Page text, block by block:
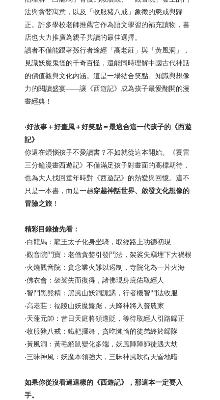
法與貪婪寓意，以及「收服豬八戒」象徵的懲戒與歸
正。許多學校老師推薦它作為語文學習的補充讀物，書
店也大力推廣為親子共讀的最佳選擇。
讀者不僅能跟著孫行者途經「高老莊」與「黃風洞」，
見識妖魔鬼怪的千奇百怪，還能同時理解中國古代神話
的價值觀與文化內涵。這是一場結合笑點、知識與想像
力的閱讀盛宴——讓《西遊記》成為孩子最愛翻開的漫
畫經典！
‧好故事＋好畫風＋好笑點＝最適合這一代孩子的《西遊
記》
你還在煩惱孩子不愛讀書？不如就從這本開始。《賽雷
三分鐘漫畫西遊記》不僅滿足孩子對畫面的高標期待，
也為大人找回童年時對《西遊記》的熱愛與回憶。這不
只是一本書，而是一趟穿越神話世界、啟發文化想像的
冒險之旅 ！
精彩目錄搶先看：
‧白龍馬：龍王太子化身坐騎，取經路上功德初現
‧觀音院鬥寶：老僧貪婪引發鬥法，袈裟失竊埋下大禍根
‧火燒觀音院：貪念業火難以遏制，寺院化為一片火海
‧佛衣會：袈裟失而復得，諸佛現身庇佑取經人
‧智鬥黑熊精：黑風山妖洞詭譎，行者機智鬥法收服
‧高老莊：福陵山妖魔盤踞，天降神將入贅農家
‧天蓬元帥：昔日天庭將領遭貶，等待取經人引路歸正
‧收服豬八戒：鐵耙揮舞，貪吃懶惰的徒弟終於歸隊
‧黃風洞：黃毛貂鼠變化多端，妖風陣陣師徒遇大劫
‧三昧神風：妖魔本領強大，三昧神風吹得天昏地暗
如果你從沒看過這樣的《西遊記》，那這本一定要入
手。